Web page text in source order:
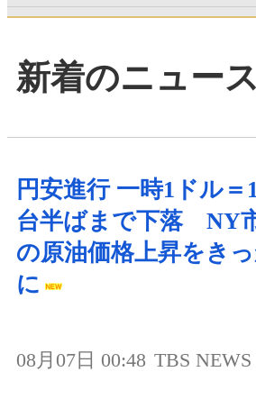
新着のニュース
円安進行 一時1ドル＝
台半ばまで下落 NY
の原油価格上昇をき
に
08月07日 00:48 TBS